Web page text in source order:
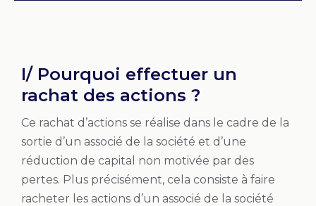
I/ Pourquoi effectuer un
rachat des actions ?
Ce rachat d’actions se réalise dans le cadre de la
sortie d’un associé de la société et d’une
réduction de capital non motivée par des
pertes. Plus précisément, cela consiste à faire
racheter les actions d’un associé de la société